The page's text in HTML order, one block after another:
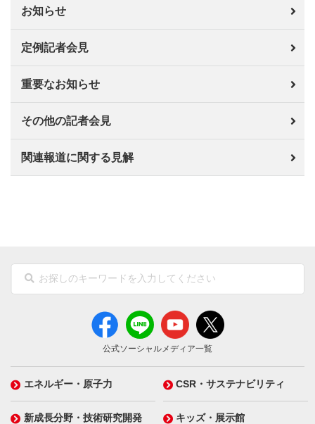
お知らせ
定例記者会見
重要なお知らせ
その他の記者会見
関連報道に関する見解
公式ソーシャルメディア一覧
エネルギー・原子力 CSR・サステナビリティ
新成長分野・技術研究開発 キッズ・展示館